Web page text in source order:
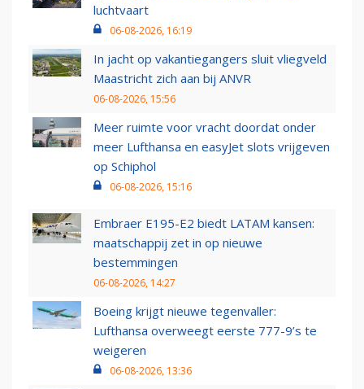
luchtvaart
06-08-2026, 16:19
In jacht op vakantiegangers sluit vliegveld
Maastricht zich aan bij ANVR
06-08-2026, 15:56
Meer ruimte voor vracht doordat onder
meer Lufthansa en easyJet slots vrijgeven
op Schiphol
06-08-2026, 15:16
Embraer E195-E2 biedt LATAM kansen:
maatschappij zet in op nieuwe
bestemmingen
06-08-2026, 14:27
Boeing krijgt nieuwe tegenvaller:
Lufthansa overweegt eerste 777-9’s te
weigeren
06-08-2026, 13:36